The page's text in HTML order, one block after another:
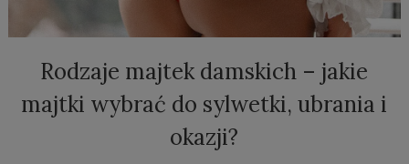
Rodzaje majtek damskich – jakie
majtki wybrać do sylwetki, ubrania i
okazji?